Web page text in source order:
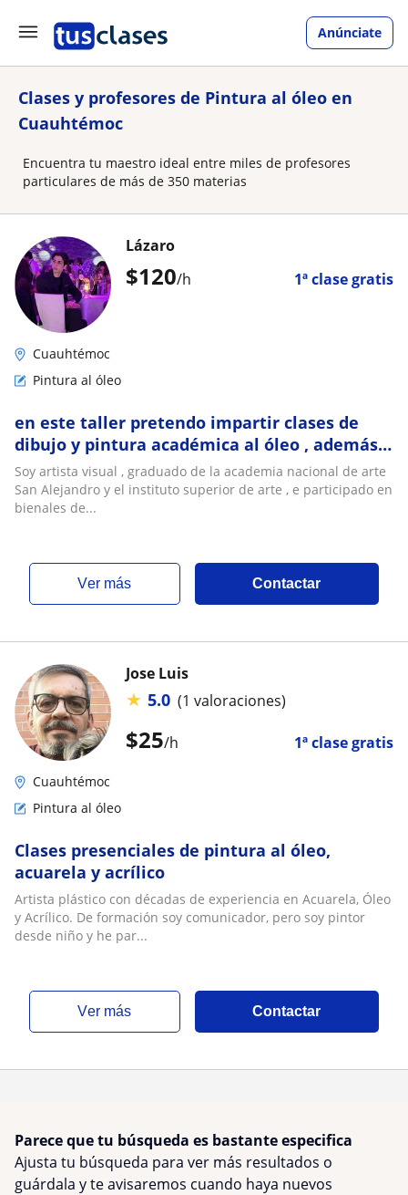
Anúnciate
Clases y profesores de Pintura al óleo en
Cuauhtémoc
Encuentra tu maestro ideal entre miles de profesores
particulares de más de 350 materias
$120/h 1ª clase gratis
Lázaro
Cuauhtémoc
Pintura al óleo
en este taller pretendo impartir clases de
dibujo y pintura académica al óleo , además
de procesos de grandes maestros
Soy artista visual , graduado de la academia nacional de arte
San Alejandro y el instituto superior de arte , e participado en
bienales de...
ver más Contactar
$25/h 1ª clase gratis
Jose Luis
★ 5.0 (1 valoraciones)
Cuauhtémoc
Pintura al óleo
Clases presenciales de pintura al óleo,
acuarela y acrílico
Artista plástico con décadas de experiencia en Acuarela, Óleo
y Acrílico. De formación soy comunicador, pero soy pintor
desde niño y he par...
ver más Contactar
Parece que tu búsqueda es bastante especifica
Ajusta tu búsqueda para ver más resultados o
guárdala y te avisaremos cuando haya nuevos